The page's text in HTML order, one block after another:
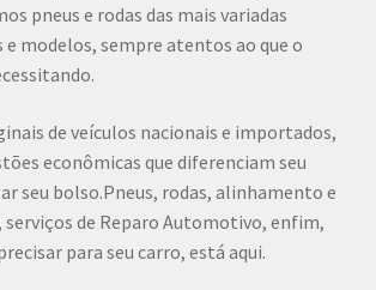
pneus e rodas das mais variadas
e modelos, sempre atentos ao que o
de veículos nacionais e importados,
econômicas que diferenciam seu
seu bolso.Pneus, rodas, alinhamento e
de Reparo Automotivo, enfim,
para seu carro, está aqui.